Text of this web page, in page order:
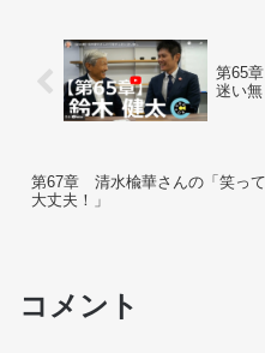
第65
迷い無
第67章 清水楡華さんの「笑っ
大丈夫！」
コメント